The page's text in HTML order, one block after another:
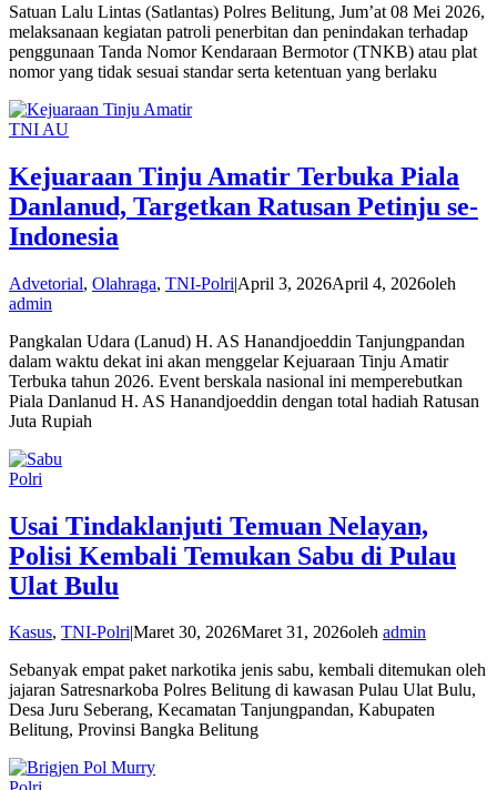
Satuan Lalu Lintas (Satlantas) Polres Belitung, Jum’at 08 Mei 2026,
melaksanaan kegiatan patroli penerbitan dan penindakan terhadap
penggunaan Tanda Nomor Kendaraan Bermotor (TNKB) atau plat
nomor yang tidak sesuai standar serta ketentuan yang berlaku
TNI AU
Kejuaraan Tinju Amatir Terbuka Piala
Danlanud, Targetkan Ratusan Petinju se-
Indonesia
Advetorial, Olahraga, TNI-Polri|April 3, 2026April 4, 2026oleh
admin
Pangkalan Udara (Lanud) H. AS Hanandjoeddin Tanjungpandan
dalam waktu dekat ini akan menggelar Kejuaraan Tinju Amatir
Terbuka tahun 2026. Event berskala nasional ini memperebutkan
Piala Danlanud H. AS Hanandjoeddin dengan total hadiah Ratusan
Juta Rupiah
Polri
Usai Tindaklanjuti Temuan Nelayan,
Polisi Kembali Temukan Sabu di Pulau
Ulat Bulu
Kasus, TNI-PolriMaret 30, 2026Maret 31, 2026oleh admin
Sebanyak empat paket narkotika jenis sabu, kembali ditemukan oleh
jajaran Satresnarkoba Polres Belitung di kawasan Pulau Ulat Bulu,
Desa Juru Seberang, Kecamatan Tanjungpandan, Kabupaten
Belitung, Provinsi Bangka Belitung